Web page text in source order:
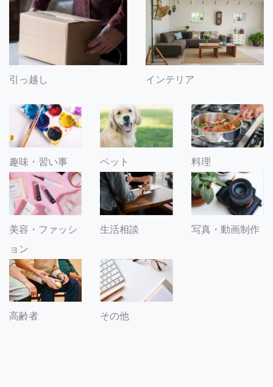
引っ越し インテリア
趣味・習い事 ペット 料理
美容・ファッシ
ョン
生活相談 写真・動画制作
高齢者 その他